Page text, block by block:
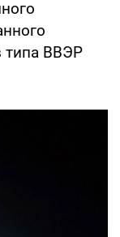
типа ВВЭР